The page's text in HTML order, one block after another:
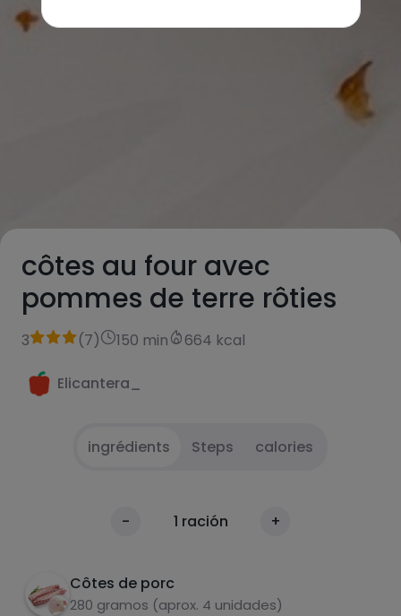
côtes au four avec
pommes de terre rôties
3 (7) 150 min 664 kcal
Elicantera_
ingrédients Steps calories
- 1 ración +
Côtes de porc
280 gramos (aprox. 4 unidades)
Préchauffer le four à 180 degrés pendant
environ 12 minutes.
temps de préchauffage, enfourner.